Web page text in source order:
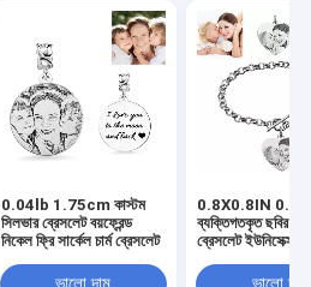
0.04lb 1.75cm কাস্টম
সিলভার ব্রেসলেট বয়ফ্রেন্ড
নিকেল ফ্রি সার্কেল চার্ম ব্রেসলেট
0.8X0.8IN
ব্যক্তিগতকৃত ছবির
ব্রেসলেট ইউনিসেক্স